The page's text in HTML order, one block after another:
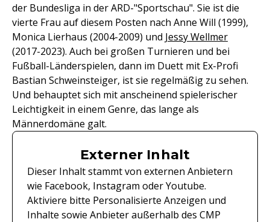
der Bundesliga in der ARD-"Sportschau". Sie ist die
vierte Frau auf diesem Posten nach Anne Will (1999),
Monica Lierhaus (2004-2009) und Jessy Wellmer
(2017-2023). Auch bei großen Turnieren und bei
Fußball-Länderspielen, dann im Duett mit Ex-Profi
Bastian Schweinsteiger, ist sie regelmäßig zu sehen.
Und behauptet sich mit anscheinend spielerischer
Leichtigkeit in einem Genre, das lange als
Männerdomäne galt.
Externer Inhalt
Dieser Inhalt stammt von externen Anbietern
wie Facebook, Instagram oder Youtube.
Aktiviere bitte Personalisierte Anzeigen und
Inhalte sowie Anbieter außerhalb des CMP